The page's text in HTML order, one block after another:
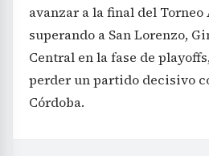
avanzar a la final del Torneo
superando a San Lorenzo,
Central en la fase de
perder un partido decisivo
Córdoba.